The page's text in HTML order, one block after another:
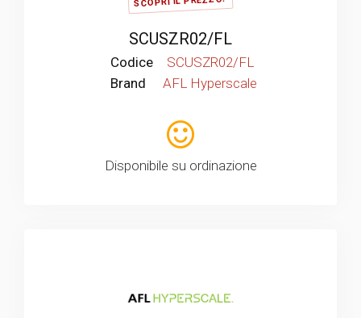
SCUSZR02/FL
Codice
SCUSZR02/FL
Brand
AFL Hyperscale
Disponibile su ordinazione